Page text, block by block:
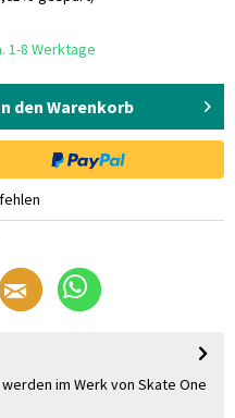
8 Werktage
den Warenkorb
im Werk von Skate One